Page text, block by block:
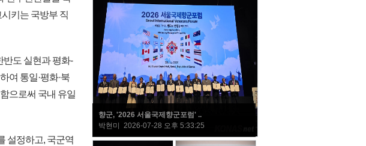
키는 국방부 직
반도 실현과 평화-
여 통일·평화·북
으로써 국내 유일
설정하고, 국군역
향군, '2026 서울국제향군포럼' ..
박현미 2026-07-28 오후 5:33:25